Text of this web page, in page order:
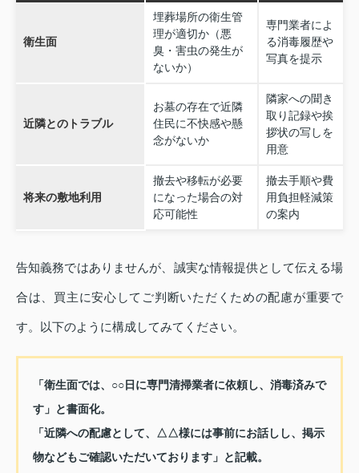
衛生面
埋葬場所の衛生管
理が適切か（悪
臭・害虫の発生が
ないか）
専門業者によ
る消毒履歴や
写真を提示
近隣とのトラブル
お墓の存在で近隣
住民に不快感や懸
念がないか
隣家への聞き
取り記録や挨
拶状の写しを
用意
将来の敷地利用
撤去や移転が必要
になった場合の対
応可能性
撤去手順や費
用負担軽減策
の案内
告知義務ではありませんが、誠実な情報提供として伝える場
合は、買主に安心してご判断いただくための配慮が重要で
す。以下のように構成してみてください。
「衛生面では、○○日に専門清掃業者に依頼し、消毒済みで
す」と書面化。
「近隣への配慮として、△△様には事前にお話しし、掲示
物などもご確認いただいております」と記載。